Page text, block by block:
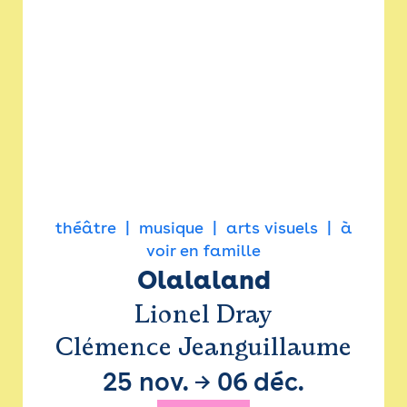
théâtre musique arts visuels
à
voir en famille
Olalaland
Lionel Dray
Clémence Jeanguillaume
25 nov. → 06 déc.